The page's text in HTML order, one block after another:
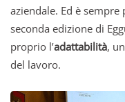
aziendale. Ed è
seconda edizione di
proprio l’adattabilità,
del lavoro.